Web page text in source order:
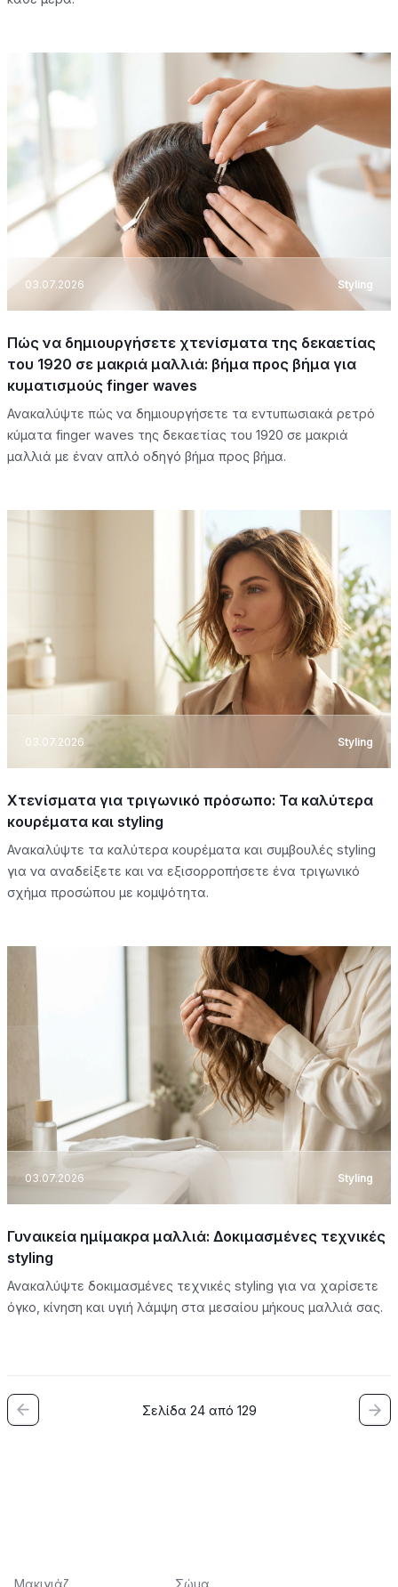
03.07.2026 Styling
Πώς να δημιουργήσετε χτενίσματα της δεκαετίας
του 1920 σε μακριά μαλλιά: βήμα προς βήμα για
κυματισμούς finger waves
Ανακαλύψτε πώς να δημιουργήσετε τα εντυπωσιακά ρετρό
κύματα finger waves της δεκαετίας του 1920 σε μακριά
μαλλιά με έναν απλό οδηγό βήμα προς βήμα.
03.07.2026 Styling
Χτενίσματα για τριγωνικό πρόσωπο: Τα καλύτερα
κουρέματα και styling
Ανακαλύψτε τα καλύτερα κουρέματα και συμβουλές styling
για να αναδείξετε και να εξισορροπήσετε ένα τριγωνικό
σχήμα προσώπου με κομψότητα.
03.07.2026 Styling
Γυναικεία ημίμακρα μαλλιά: Δοκιμασμένες τεχνικές
styling
Ανακαλύψτε δοκιμασμένες τεχνικές styling για να χαρίσετε
όγκο, κίνηση και υγιή λάμψη στα μεσαίου μήκους μαλλιά σας.
Σελίδα 24 από 129
Μακιγιάζ
Σώμα